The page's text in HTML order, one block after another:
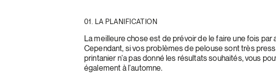
01. LA PLANIFICATION
La meilleure chose est de prévoir de le faire une fois par
Cependant, si vos problèmes de pelouse sont très
printanier n'a pas donné les résultats souhaités, vous
également à l'automne.